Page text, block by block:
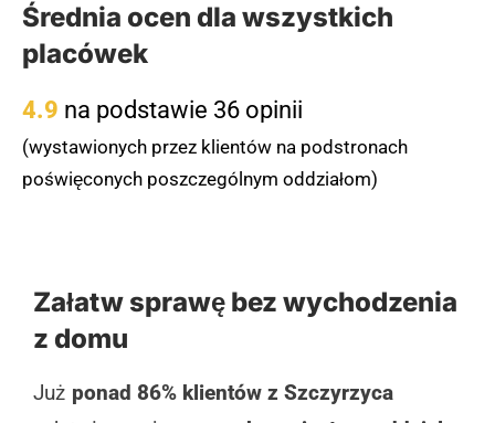
Średnia ocen dla wszystkich
placówek
4.9 na podstawie 36 opinii
(wystawionych przez klientów na podstronach
poświęconych poszczególnym oddziałom)
Załatw sprawę bez wychodzenia
z domu
Już ponad 86% klientów z Szczyrzyca